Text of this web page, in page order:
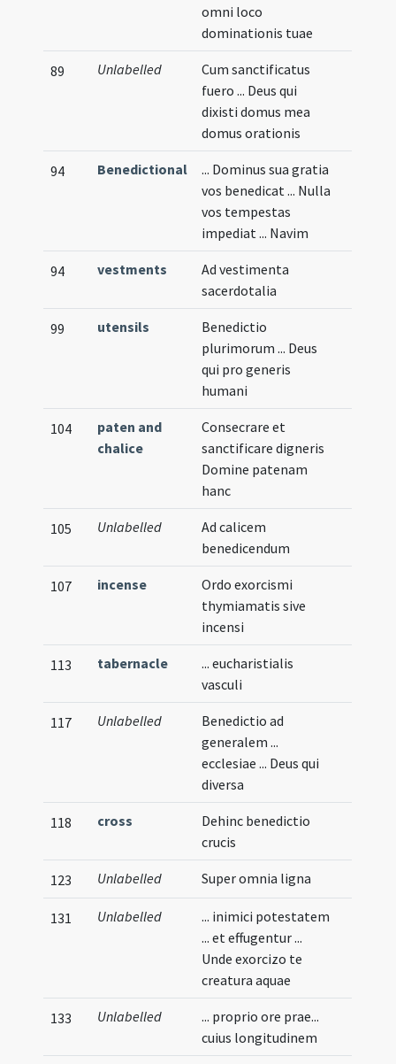
omni loco
dominationis tuae
89 Unlabelled
Cum sanctificatus
fuero ... Deus qui
dixisti domus mea
domus orationis
94 Benedictional
... Dominus sua gratia
vos benedicat ... Nulla
vos tempestas
impediat ... Navim
94 vestments
Ad vestimenta
sacerdotalia
99 utensils
Benedictio
plurimorum ... Deus
qui pro generis
humani
104
paten and
chalice
Consecrare et
sanctificare digneris
Domine patenam
hanc
105 Unlabelled
Ad calicem
benedicendum
107 incense
Ordo exorcismi
thymiamatis sive
incensi
113 tabernacle
... eucharistialis
vasculi
117 Unlabelled
Benedictio ad
generalem ...
ecclesiae ... Deus qui
diversa
118 cross
Dehinc benedictio
crucis
123 Unlabelled Super omnia ligna
131 Unlabelled
... inimici potestatem
... et effugentur ...
Unde exorcizo te
creatura aquae
133 Unlabelled
... proprio ore prae...
cuius longitudinem